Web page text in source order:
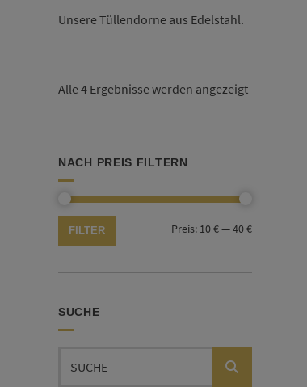
Unsere Tüllendorne aus Edelstahl.
Alle 4 Ergebnisse werden angezeigt
NACH PREIS FILTERN
Min.
Max.
FILTER Preis: 10 €—40 €
SUCHE
nach: